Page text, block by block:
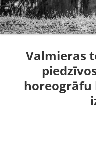
Valmieras
horeogrāfu